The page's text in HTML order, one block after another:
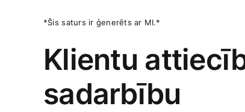
*Šis⁢ saturs ir ģenerēts ar MI.*
Klientu
sadarbību